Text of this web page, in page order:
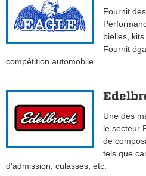
Fournit
bielles,
Fournit
compétition automobile.
Une des
le secteur
de
tels que
d'admission, culasses, etc.